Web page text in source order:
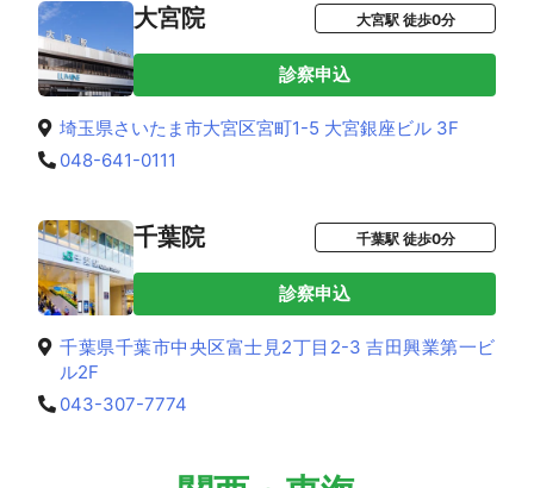
大宮院 大宮駅 徒歩0分
診察申込
埼玉県さいたま市大宮区宮町1-5 大宮銀座ビル 3F
048-641-0111
千葉院 千葉駅 徒歩0分
診察申込
千葉県千葉市中央区富士見2丁目2-3 吉田興業第一ビ
ル2F
043-307-7774